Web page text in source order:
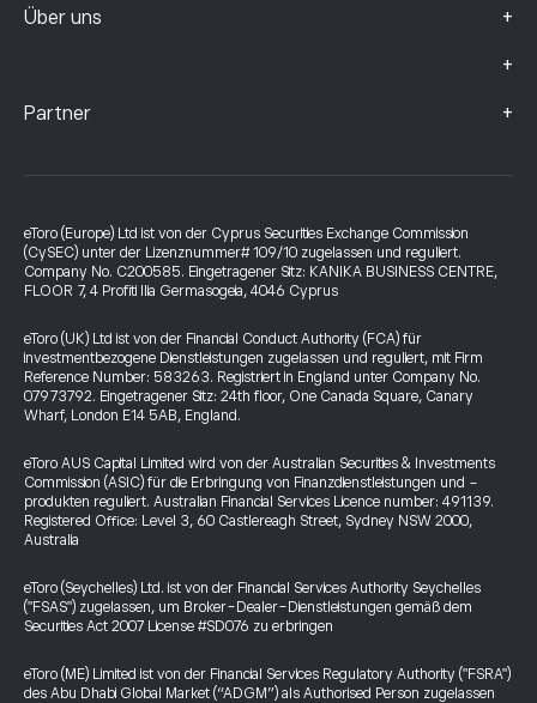
Über uns +
+
Partner +
eToro (Europe) Ltd ist von der Cyprus Securities Exchange Commission
(CySEC) unter der Lizenznummer# 109/10 zugelassen und reguliert.
Company No. C200585. Eingetragener Sitz: KANIKA BUSINESS CENTRE,
FLOOR 7, 4 Profiti Ilia Germasogeia, 4046 Cyprus
eToro (UK) Ltd ist von der Financial Conduct Authority (FCA) für
investmentbezogene Dienstleistungen zugelassen und reguliert, mit Firm
Reference Number: 583263. Registriert in England unter Company No.
07973792. Eingetragener Sitz: 24th floor, One Canada Square, Canary
Wharf, London E14 5AB, England.
eToro AUS Capital Limited wird von der Australian Securities & Investments
Commission (ASIC) für die Erbringung von Finanzdienstleistungen und -
produkten reguliert. Australian Financial Services Licence number: 491139.
Registered Office: Level 3, 60 Castlereagh Street, Sydney NSW 2000,
Australia
eToro (Seychelles) Ltd. ist von der Financial Services Authority Seychelles
("FSAS") zugelassen, um Broker-Dealer-Dienstleistungen gemäß dem
Securities Act 2007 License #SD076 zu erbringen
eToro (ME) Limited ist von der Financial Services Regulatory Authority ("FSRA")
des Abu Dhabi Global Market (“ADGM”) als Authorised Person zugelassen